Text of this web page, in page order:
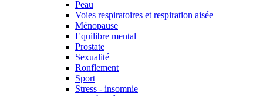
Peau
Voies respiratoires et respiration aisée
Ménopause
Equilibre mental
Prostate
Sexualité
Ronflement
Sport
Stress - insomnie